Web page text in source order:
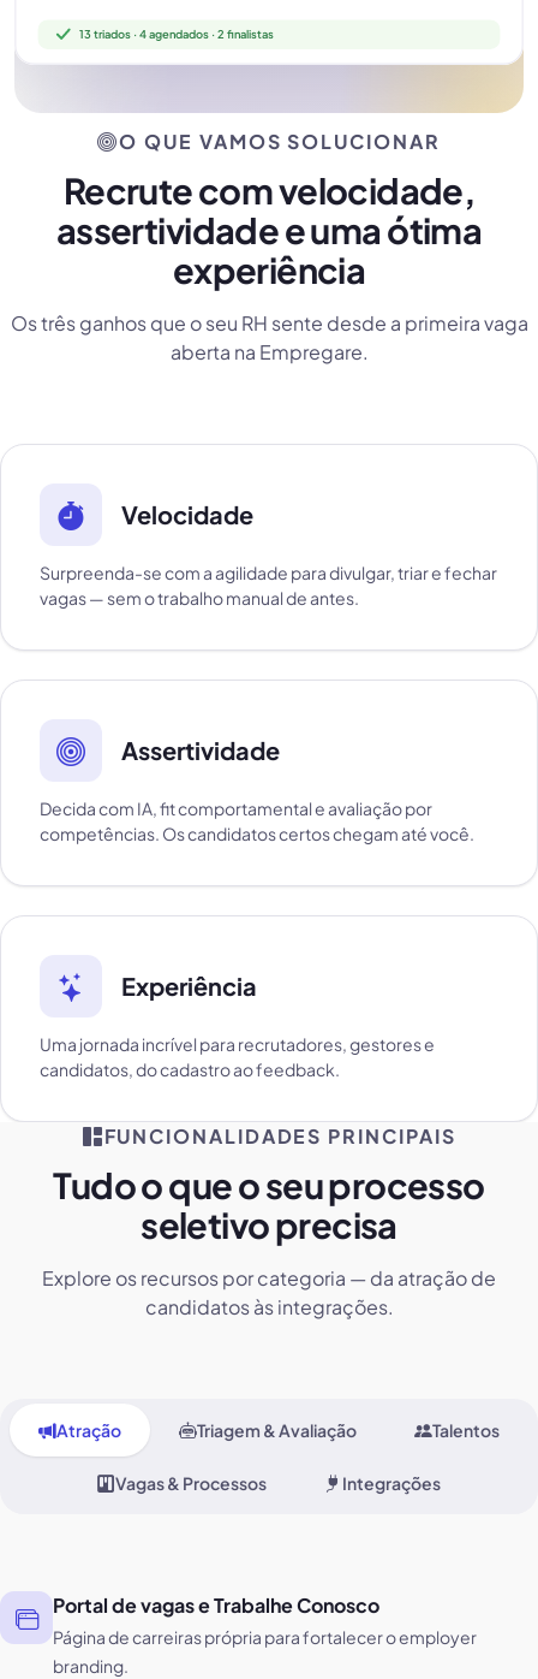
13 triados · 4 agendados · 2 finalistas
O QUE VAMOS SOLUCIONAR
Recrute com velocidade,
assertividade e uma ótima
experiência
Os três ganhos que o seu RH sente desde a primeira vaga
aberta na Empregare.
Velocidade
Surpreenda-se com a agilidade para divulgar, triar e fechar
vagas — sem o trabalho manual de antes.
Assertividade
Decida com IA, fit comportamental e avaliação por
competências. Os candidatos certos chegam até você.
Experiência
Uma jornada incrível para recrutadores, gestores e
candidatos, do cadastro ao feedback.
FUNCIONALIDADES PRINCIPAIS
Tudo o que o seu processo
seletivo precisa
Explore os recursos por categoria — da atração de
candidatos às integrações.
Atração Triagem & Avaliação Talentos
Vagas & Processos Integrações
Portal de vagas e Trabalhe Conosco
Página de carreiras própria para fortalecer o employer
branding.